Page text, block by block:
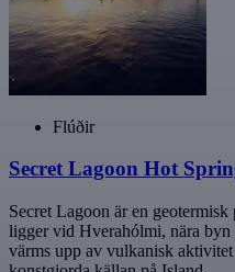
Flúðir
Secret Lagoon Hot
Secret Lagoon är en
ligger vid Hverahólmi, nära
värms upp av vulkanisk